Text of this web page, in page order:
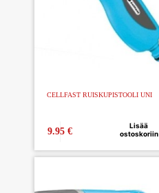
CELLFAST RUISKUPISTOOLI UNI
9.95€
Lisää
ostoskoriin